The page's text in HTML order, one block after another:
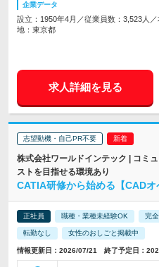
企業データ
設立：1950年4月／従業員数：3,523人
地：東京都
求人詳細を見る
志望動機・自己PR不要
株式会社ワールドインテック | コミ
ストを目指せる環境あり
CATIA研修から始める【CAD
正社員 職種・業種未経験OK 完
転勤なし 女性のおしごと掲載中
情報更新日：2026/07/21 終了予定日：